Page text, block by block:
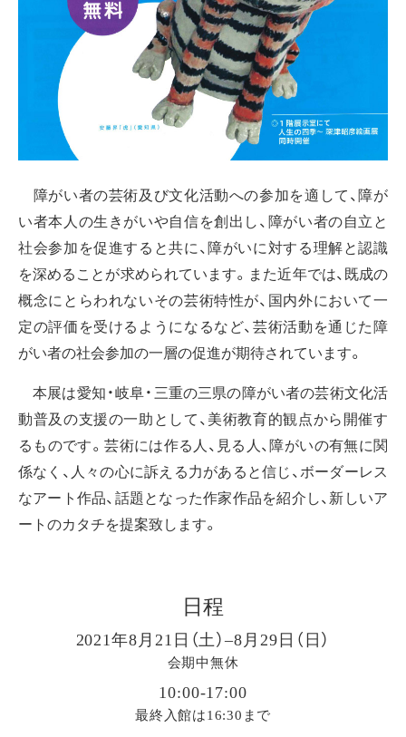
障がい者の芸術及び文化活動への参加を適して、障が
い者本人の生きがいや自信を創出し、障がい者の自立と
社会参加を促進すると共に、障がいに対する理解と認識
を深めることが求められています。また近年では、既成の
概念にとらわれないその芸術特性が、国内外において一
定の評価を受けるようになるなど、芸術活動を通じた障
がい者の社会参加の一層の促進が期待されています。
本展は愛知・岐阜・三重の三県の障がい者の芸術文化活
動普及の支援の一助として、美術教育的観点から開催す
るものです。芸術には作る人、見る人、障がいの有無に関
係なく、人々の心に訴える力があると信じ、ボーダーレス
なアート作品、話題となった作家作品を紹介し、新しいア
ートのカタチを提案致します。
日程
2021年8月21日（土）–8月29日（日）
会期中無休
10:00-17:00
最終入館は16:30まで